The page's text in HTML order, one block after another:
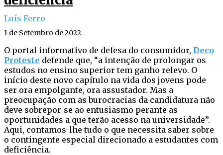
Luís Ferro
1 de Setembro de 2022
O portal informativo de defesa do consumidor, Deco
Proteste defende que, “a intenção de prolongar os
estudos no ensino superior tem ganho relevo. O
início deste novo capítulo na vida dos jovens pode
ser ora empolgante, ora assustador. Mas a
preocupação com as burocracias da candidatura não
deve sobrepor-se ao entusiasmo perante as
oportunidades a que terão acesso na universidade”.
Aqui, contamos-lhe tudo o que necessita saber sobre
o contingente especial direcionado a estudantes com
deficiência.